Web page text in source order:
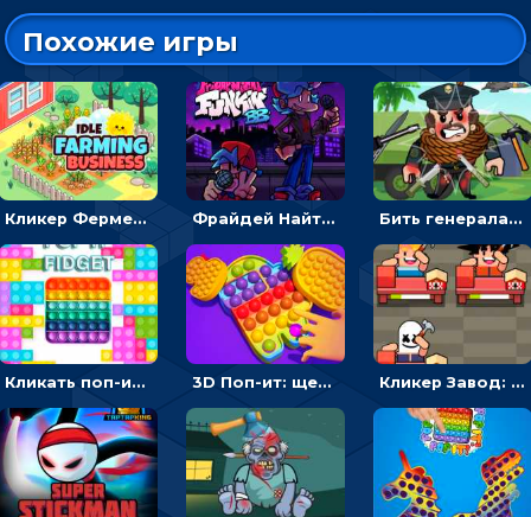
Похожие игры
Кликер Фермерский бизнес: расти овощи, чтобы богатеть Фрайдей Найт Фанкин - Большой брат 4: кликать на стрелки, чтобы играть музыку Бить генерала, чтобы копить монетки - веселый кликер
Кликать поп-ит, чтобы лопать пузырики на разных формах - гиперказуальная 3D Поп-ит: щелкать пузыри, чтобы открывать новый антистресс Кликер Завод: нанимать сотрудников и богатеть